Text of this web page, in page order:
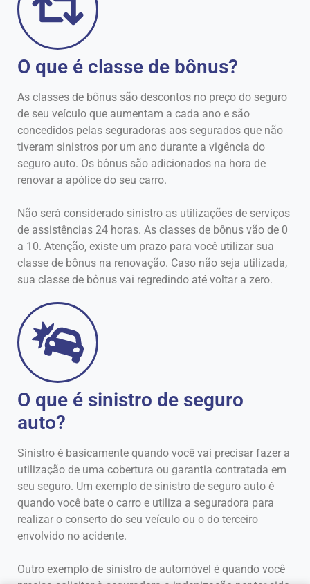
O que é classe de bônus?
As classes de bônus são descontos no preço do seguro
de seu veículo que aumentam a cada ano e são
concedidos pelas seguradoras aos segurados que não
tiveram sinistros por um ano durante a vigência do
seguro auto. Os bônus são adicionados na hora de
renovar a apólice do seu carro.
Não será considerado sinistro as utilizações de serviços
de assistências 24 horas. As classes de bônus vão de 0
a 10. Atenção, existe um prazo para você utilizar sua
classe de bônus na renovação. Caso não seja utilizada,
sua classe de bônus vai regredindo até voltar a zero.
O que é sinistro de seguro
auto?
Sinistro é basicamente quando você vai precisar fazer a
utilização de uma cobertura ou garantia contratada em
seu seguro. Um exemplo de sinistro de seguro auto é
quando você bate o carro e utiliza a seguradora para
realizar o conserto do seu veículo ou o do terceiro
envolvido no acidente.
Outro exemplo de sinistro de automóvel é quando você